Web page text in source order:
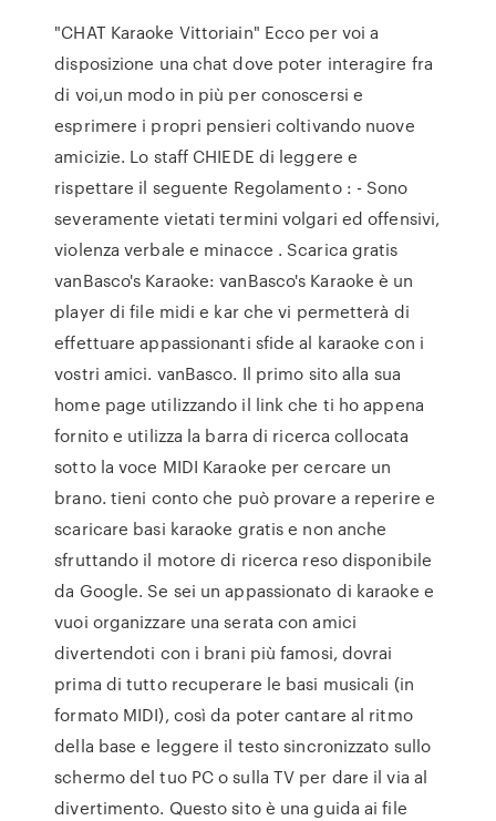
"CHAT Karaoke Vittoriain" Ecco per voi a
disposizione una chat dove poter interagire fra
di voi,un modo in più per conoscersi e
esprimere i propri pensieri coltivando nuove
amicizie. Lo staff CHIEDE di leggere e
rispettare il seguente Regolamento : - Sono
severamente vietati termini volgari ed offensivi,
violenza verbale e minacce . Scarica gratis
vanBasco's Karaoke: vanBasco's Karaoke è un
player di file midi e kar che vi permetterà di
effettuare appassionanti sfide al karaoke con i
vostri amici. vanBasco. Il primo sito alla sua
home page utilizzando il link che ti ho appena
fornito e utilizza la barra di ricerca collocata
sotto la voce MIDI Karaoke per cercare un
brano. tieni conto che può provare a reperire e
scaricare basi karaoke gratis e non anche
sfruttando il motore di ricerca reso disponibile
da Google. Se sei un appassionato di karaoke e
vuoi organizzare una serata con amici
divertendoti con i brani più famosi, dovrai
prima di tutto recuperare le basi musicali (in
formato MIDI), così da poter cantare al ritmo
della base e leggere il testo sincronizzato sullo
schermo del tuo PC o sulla TV per dare il via al
divertimento. Questo sito è una guida ai file